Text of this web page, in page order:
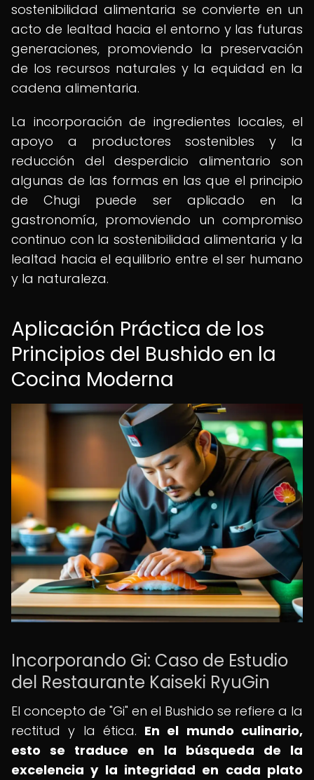
sostenibilidad alimentaria se convierte en un
acto de lealtad hacia el entorno y las futuras
generaciones, promoviendo la preservación
de los recursos naturales y la equidad en la
cadena alimentaria.
La incorporación de ingredientes locales, el
apoyo a productores sostenibles y la
reducción del desperdicio alimentario son
algunas de las formas en las que el principio
de Chugi puede ser aplicado en la
gastronomía, promoviendo un compromiso
continuo con la sostenibilidad alimentaria y la
lealtad hacia el equilibrio entre el ser humano
y la naturaleza.
Aplicación Práctica de los
Principios del Bushido en la
Cocina Moderna
Incorporando Gi: Caso de Estudio
del Restaurante Kaiseki RyuGin
El concepto de "Gi" en el Bushido se refiere a la
rectitud y la ética. En el mundo culinario,
esto se traduce en la búsqueda de la
excelencia y la integridad en cada plato